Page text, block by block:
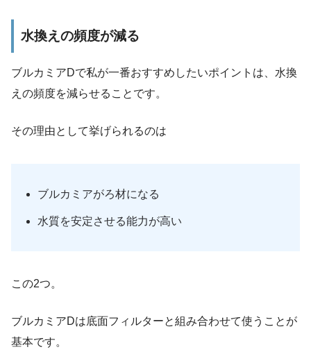
水換えの頻度が減る
ブルカミアDで私が一番おすすめしたいポイントは、水換
えの頻度を減らせること です。
その理由として挙げられるのは
ブルカミアがろ材になる
水質を安定させる能力が高い
この2つ。
ブルカミアDは底面フィルターと組み合わせて使うことが
基本です。